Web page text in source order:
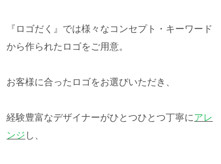
『ロゴだく』では様々なコンセプト・キーワード
から作られたロゴをご用意。
お客様に合ったロゴをお選びいただき、
経験豊富なデザイナーがひとつひとつ丁寧にアレ
ンジ し、